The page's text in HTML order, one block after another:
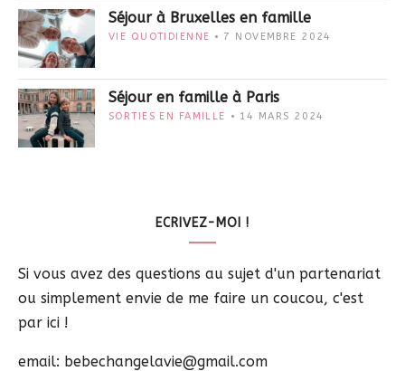
Séjour à Bruxelles en famille
VIE QUOTIDIENNE 7 NOVEMBRE 2024
Séjour en famille à Paris
SORTIES EN FAMILLE 14 MARS 2024
ECRIVEZ-MOI !
Si vous avez des questions au sujet d'un partenariat
ou simplement envie de me faire un coucou, c'est
par ici !
email: bebechangelavie@gmail.com